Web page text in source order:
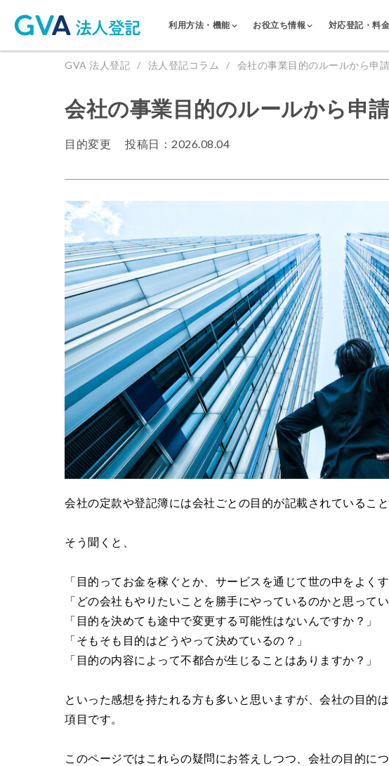
利用方法・機能 お役立ち情報 対応登記・料金
GVA 法人登記 法人登記コラム 会社の事業目的のルールから申
会社の事業目的のルールから申
目的変更 投稿日：2026.08.04
会社の定款や登記簿には会社ごとの目的が記載されているこ
そう聞くと、
「目的ってお金を稼ぐとか、サービスを通じて世の中をよく
「どの会社もやりたいことを勝手にやっているのかと思ってい
「目的を決めても途中で変更する可能性はないんですか？」
「そもそも目的はどうやって決めているの？」
「目的の内容によって不都合が生じることはありますか？」
といった感想を持たれる方も多いと思いますが、会社の目的
項目です。
このページではこれらの疑問にお答えしつつ、会社の目的に